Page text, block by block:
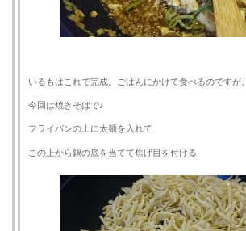
いるもはこれで完成。ごはんにかけて食べるのですが。
今回は焼きそばで♪
フライパンの上に太麺を入れて
この上から鍋の底を当てて焦げ目を付ける